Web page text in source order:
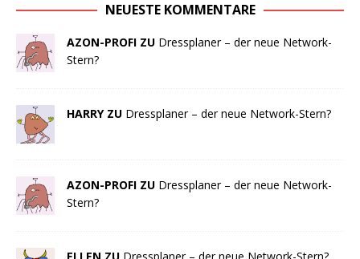
NEUESTE KOMMENTARE
AZON-PROFI ZU Dressplaner – der neue Network-
Stern?
HARRY ZU Dressplaner – der neue Network-Stern?
AZON-PROFI ZU Dressplaner – der neue Network-
Stern?